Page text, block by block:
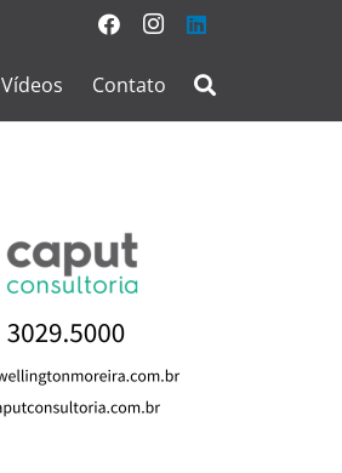
Vídeos Contato